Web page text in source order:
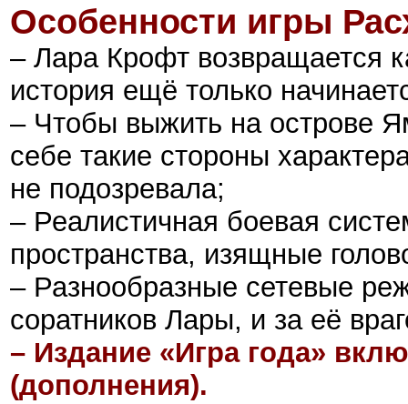
Особенности игры
– Лара Крофт возвращается
история ещё только
– Чтобы выжить на острове
себе такие стороны
не подозревала;
– Реалистичная боевая
пространства, изящные
– Разнообразные сетевые
соратников Лары, и за её
– Издание «Игра года»
(дополнения).